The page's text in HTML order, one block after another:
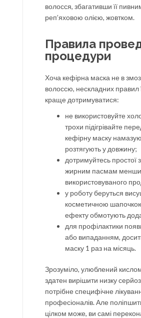
волосся, збагативши її
реп’яховою олією, жовтком.
Правила
процедури
Хоча кефірна маска не в
волоссю, нескладних правил
краще дотримуватися:
не використовуйте
трохи підігрівайте
кефірну маску
розтягують у довжину;
дотримуйтесь простої
жирним пасмам
використовуваного
у роботу беруться
косметичною
ефекту обмотують
для профілактики
або випаданням,
маску 1 раз на місяць.
Зрозуміло, улюблений
здатен вирішити низку
потрібне специфічне
професіоналів. Але
цілком може, ви самі